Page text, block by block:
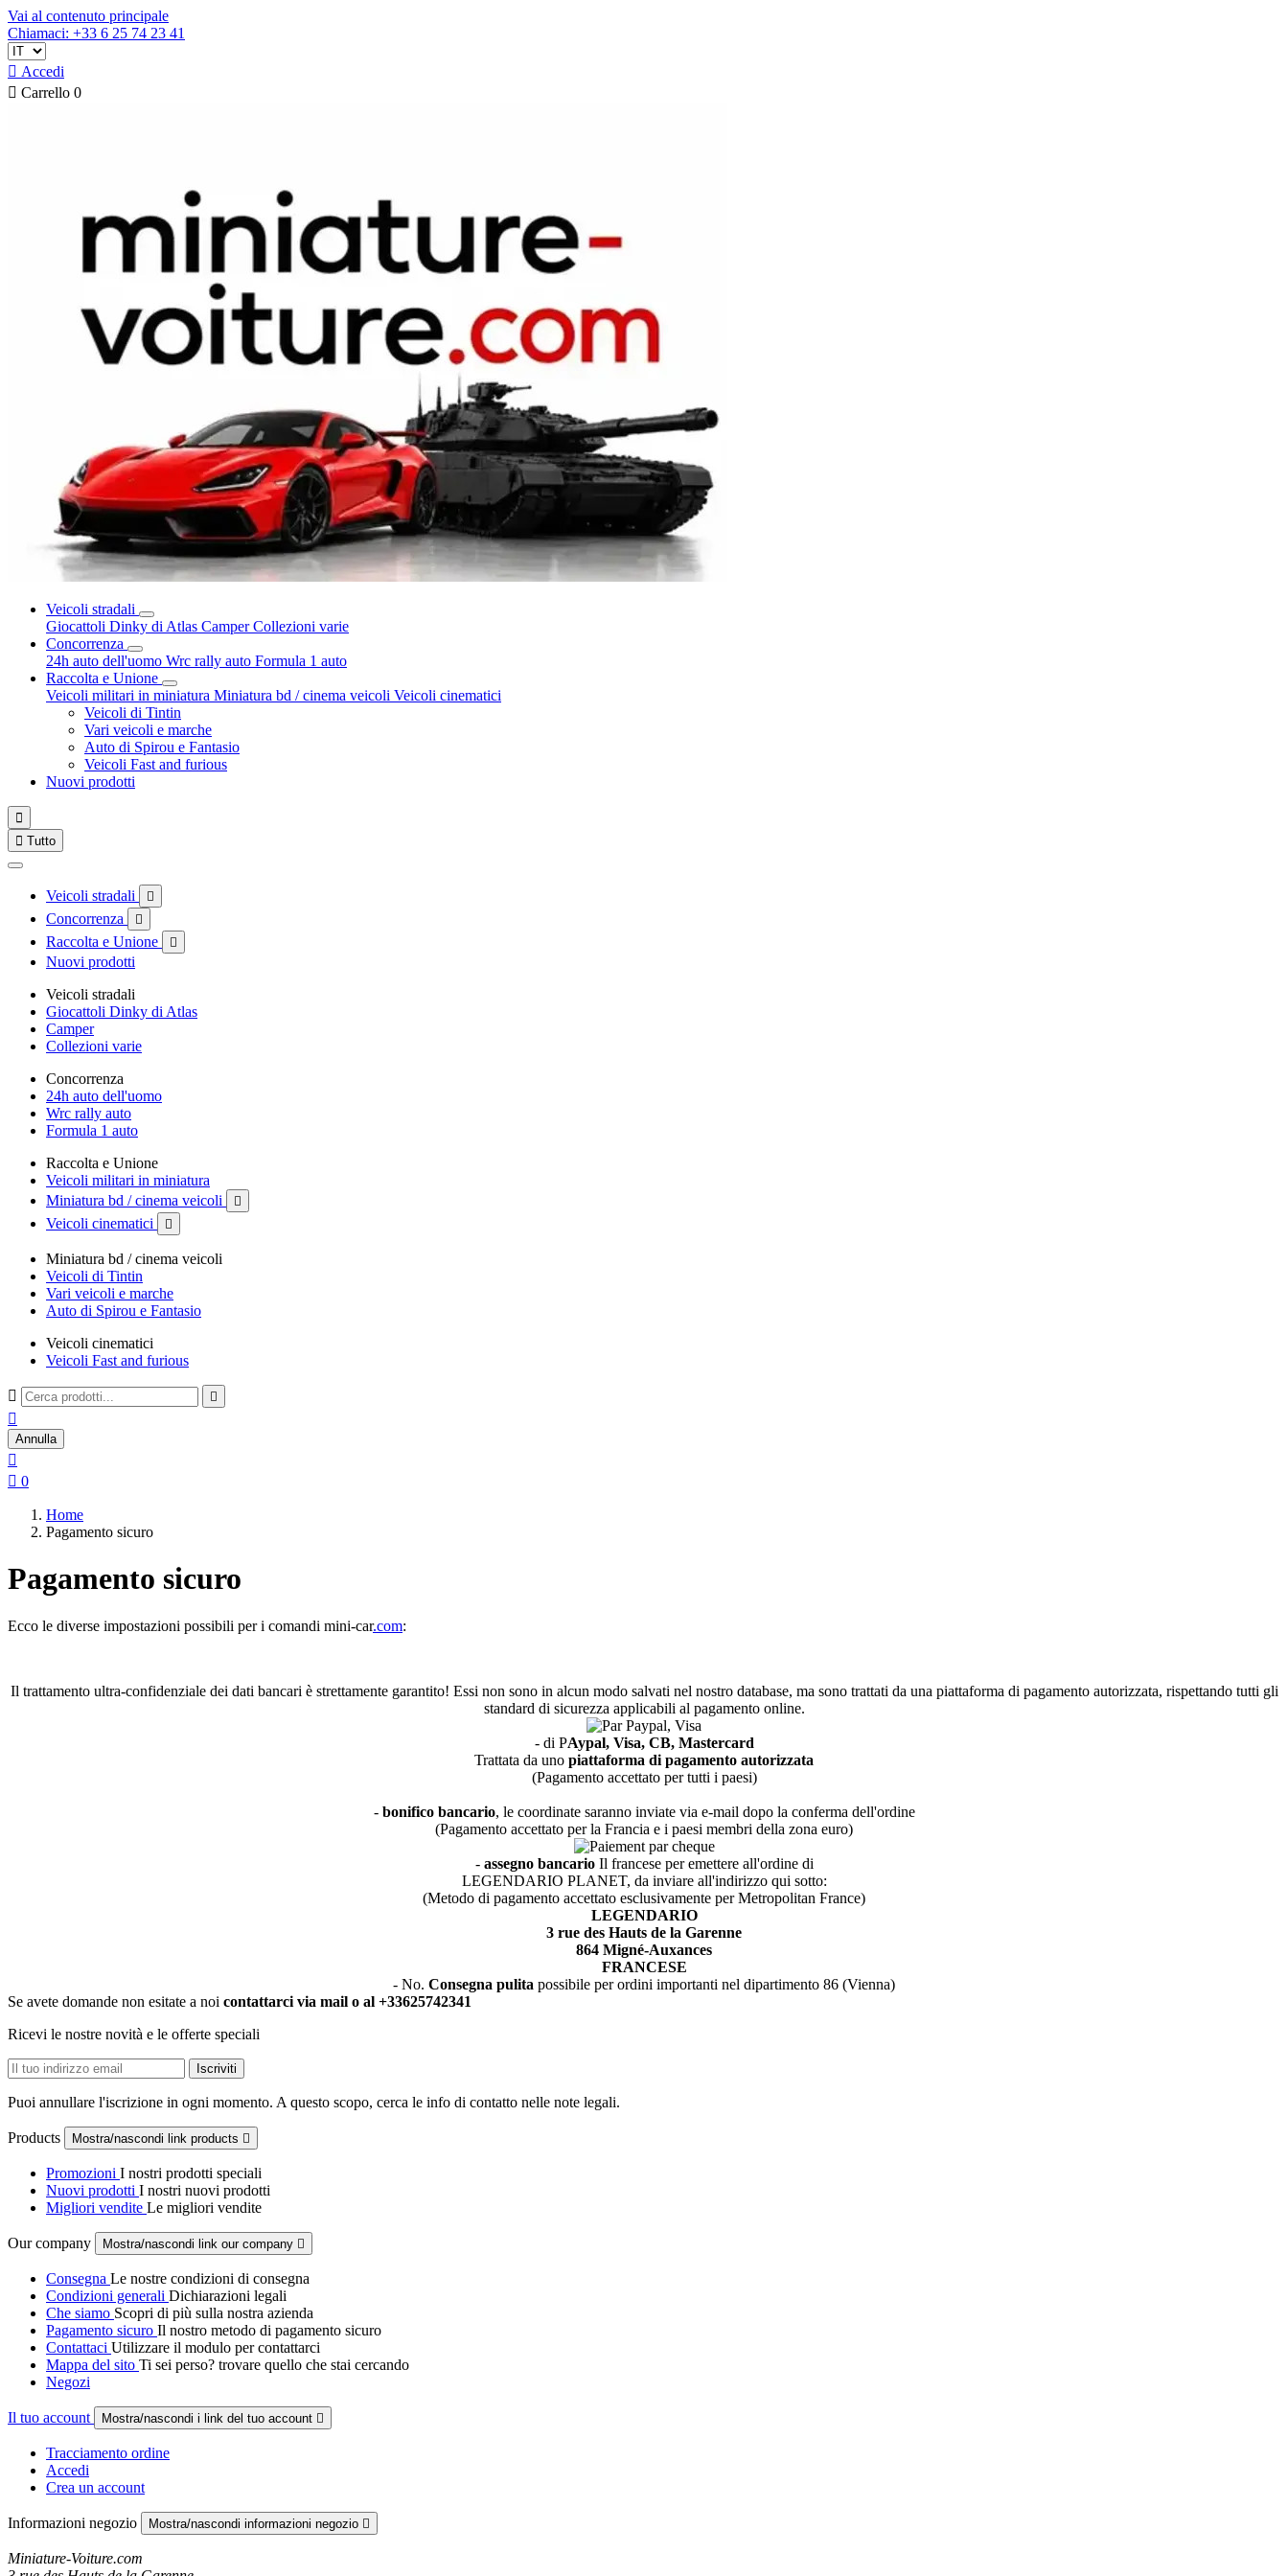
Vai al contenuto principale
Chiamaci: +33 6 25 74 23 41
 Accedi
 Carrello 0
Veicoli stradali
Giocattoli Dinky di Atlas CamperCollezioni varie
Concorrenza
24h auto dell'uomo Wrc rally auto Formula 1 auto
Raccolta e Unione
Veicoli militari in miniatura Miniatura bd / cinema veicoli Veicoli cinematici
Veicoli di Tintin
Vari veicoli e marche
Auto di Spirou e Fantasio
Veicoli Fast and furious
Nuovi prodotti

 Tutto
Veicoli stradali 
Concorrenza 
Raccolta e Unione 
Nuovi prodotti
Veicoli stradali
Giocattoli Dinky di Atlas
Camper
Collezioni varie
Concorrenza
24h auto dell'uomo
Wrc rally auto
Formula 1 auto
Raccolta e Unione
Veicoli militari in miniatura
Miniatura bd / cinema veicoli

Veicoli cinematici 
Miniatura bd / cinema veicoli
Veicoli di Tintin
Vari veicoli e marche
Auto di Spirou e Fantasio
Veicoli cinematici
Veicoli Fast and furious
 

Annulla

 0
Home
Pagamento sicuro
Pagamento sicuro
Ecco le diverse impostazioni possibili per i comandi mini-car.com:
Il trattamento ultra-confidenziale dei dati bancari è strettamente garantito! Essi non sono in alcun modo salvati nel nostro database, ma sono trattati da una piattaforma di pagamento autorizzata, rispettando tutti gli
standard di sicurezza applicabili al pagamento online.
- di PAypal, Visa, CB, Mastercard
Trattata da uno piattaforma di pagamento autorizzata
(Pagamento accettato per tutti i paesi)
- bonifico bancario, le coordinate saranno inviate via e-mail dopo la conferma dell'ordine
(Pagamento accettato per la Francia e i paesi membri della zona euro)
- assegno bancarioIl francese per emettere all'ordine di
LEGENDARIO PLANET, da inviare all'indirizzo qui sotto:
(Metodo di pagamento accettato esclusivamente per Metropolitan France)
LEGENDARIO
3 rue des Hauts de la Garenne
864 Migné-Auxances
FRANCESE
- No. Consegna pulita possibile per ordini importanti nel dipartimento 86 (Vienna)
Se avete domande non esitate a noi contattarci via mail o al +33625742341
Ricevi le nostre novità e le offerte speciali
Puoi annullare l'iscrizione in ogni momento. A questo scopo, cerca le info di contatto nelle note legali.
Products Mostra/nascondi link products 
Promozioni I nostri prodotti speciali
Nuovi prodotti I nostri nuovi prodotti
Migliori vendite Le migliori vendite
Our company Mostra/nascondi link our company 
Consegna Le nostre condizioni di consegna
Condizioni generali Dichiarazioni legali
Che siamo Scopri di più sulla nostra azienda
Pagamento sicuro Il nostro metodo di pagamento sicuro
Contattaci Utilizzare il modulo per contattarci
Mappa del sito Ti sei perso? trovare quello che stai cercando
Negozi
Il tuo account Mostra/nascondi i link del tuo account 
Tracciamento ordine
Accedi
Crea un account
Informazioni negozio Mostra/nascondi informazioni negozio 
Miniature-Voiture.com